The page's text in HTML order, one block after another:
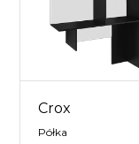
Crox
Półka